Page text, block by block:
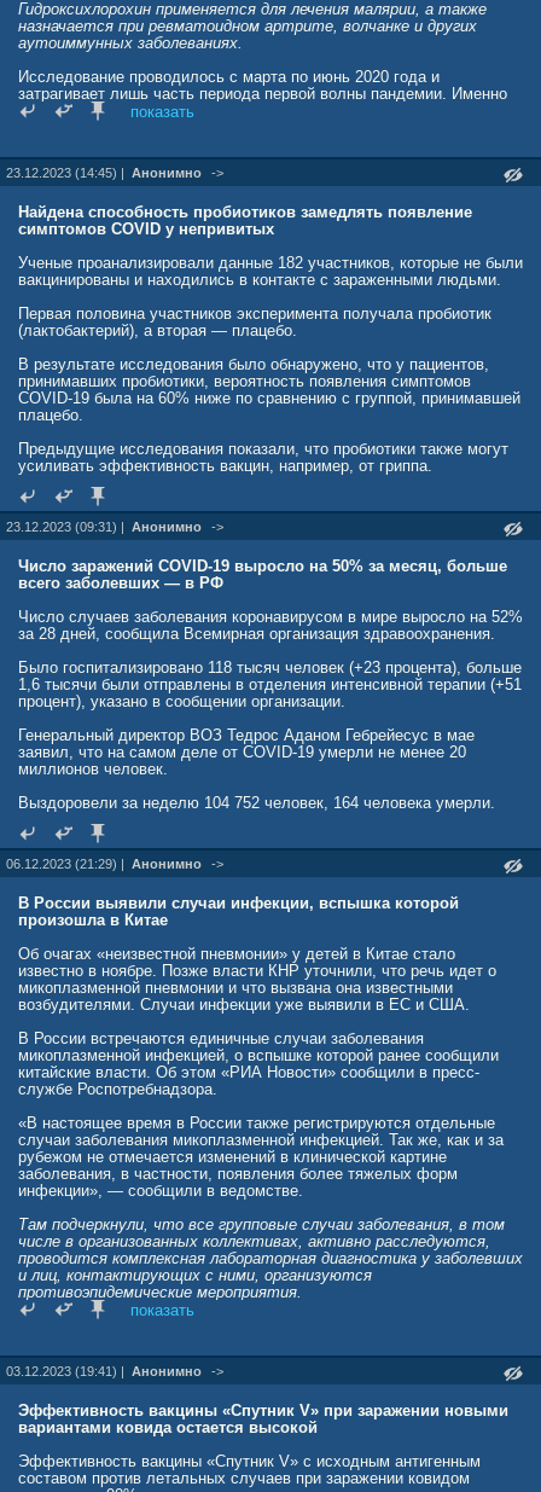
При этом самый высокий риск представляет не таяние вечной
мерзлоты. «Опасность исходит от другого фактора глобального
потепления: от исчезновения арктического морского льда. Это
сообщение и промышленное развитие Сибири. Планируются
масштабные горнодобывающие операции, в ходе которых в
глубокой вечной мерзлоте будут пробурены огромные скважины и
Шахтеры будут спускаться туда и дышать вирусами. Последствия
могут быть катастрофическими», — объяснил Клавери.
lenta.ru/news/2024/01/21/uchenye-predupredili-o-vozmozhnoy-pandemii-
iz-za-sibirskih-zombi-virusov/
Гидроксихлорохин применяется для лечения малярии, а также
назначается при ревматоидном артрите, волчанке и других
аутоиммунных заболеваниях.
Исследование проводилось с марта по июнь 2020 года и
затрагивает лишь часть периода первой волны пандемии. Именно
тогда, как отмечают ученые, гидроксихлорохин назначали
2020-го Всемирная организация здравоохранения (ВОЗ) сообщила о
прекращении испытаний гидроксихлорохина в качестве средства
сердцем. Российский Минздрав исключил гидроксихлорохин из
рекомендаций по лечению коронавируса в мае 2021 года.
Александр Кислов
news.mail.ru/politics/59257874/
показать
23.12.2023 (14:45) | Анонимно ->
Найдена способность пробиотиков замедлять появление
симптомов COVID у непривитых
Ученые проанализировали данные 182 участников, которые не были
вакцинированы и находились в контакте с зараженными людьми.
Первая половина участников эксперимента получала пробиотик
(лактобактерий), а вторая — плацебо.
В результате исследования было обнаружено, что у пациентов,
принимавших пробиотики, вероятность появления симптомов
COVID-19 была на 60% ниже по сравнению с группой, принимавшей
плацебо.
Предыдущие исследования показали, что пробиотики также могут
усиливать эффективность вакцин, например, от гриппа.
23.12.2023 (09:31) | Анонимно ->
Число заражений COVID-19 выросло на 50% за месяц, больше
всего заболевших — в РФ
Число случаев заболевания коронавирусом в мире выросло на 52%
за 28 дней, сообщила Всемирная организация здравоохранения.
Было госпитализировано 118 тысяч человек (+23 процента), больше
1,6 тысячи были отправлены в отделения интенсивной терапии (+51
процент), указано в сообщении организации.
Генеральный директор ВОЗ Тедрос Аданом Гебрейесус в мае
заявил, что на самом деле от COVID-19 умерли не менее 20
миллионов человек.
Выздоровели за неделю 104 752 человек, 164 человека умерли.
06.12.2023 (21:29) | Анонимно ->
В России выявили случаи инфекции, вспышка которой
произошла в Китае
Об очагах «неизвестной пневмонии» у детей в Китае стало
известно в ноябре. Позже власти КНР уточнили, что речь идет о
микоплазменной пневмонии и что вызвана она известными
возбудителями. Случаи инфекции уже выявили в ЕС и США.
В России встречаются единичные случаи заболевания
микоплазменной инфекцией, о вспышке которой ранее сообщили
китайские власти. Об этом «РИА Новости» сообщили в пресс-
службе Роспотребнадзора.
«В настоящее время в России также регистрируются отдельные
случаи заболевания микоплазменной инфекцией. Так же, как и за
рубежом не отмечается изменений в клинической картине
заболевания, в частности, появления более тяжелых форм
инфекции», — сообщили в ведомстве.
Там подчеркнули, что все групповые случаи заболевания, в том
числе в организованных коллективах, активно расследуются,
проводится комплексная лабораторная диагностика у заболевших
и лиц, контактирующих с ними, организуются
противоэпидемические мероприятия.
сообщили о росте заболеваемости респираторными
заболеваниями, поражающими преимущественно детей.
Микоплазменная пневмония — атипичная легочная инфекция,
возбудителем которой является Мycoplasma pneumoniae. Пик
характерен для осенне-зимнего периода, ей преимущественно
подвержены дети и подростки.
показать
03.12.2023 (19:41) | Анонимно ->
Эффективность вакцины «Спутник V» при заражении новыми
вариантами ковида остается высокой
Эффективность вакцины «Спутник V» с исходным антигенным
составом против летальных случаев при заражении ковидом